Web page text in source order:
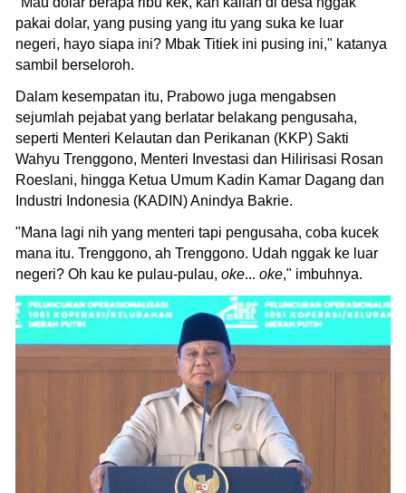
pakai dolar, yang pusing yang itu yang suka ke luar
negeri, hayo siapa ini? Mbak Titiek ini pusing ini," katanya
sambil berseloroh.
Dalam kesempatan itu, Prabowo juga mengabsen
sejumlah pejabat yang berlatar belakang pengusaha,
seperti Menteri Kelautan dan Perikanan (KKP) Sakti
Wahyu Trenggono, Menteri Investasi dan Hilirisasi Rosan
Roeslani, hingga Ketua Umum Kadin Kamar Dagang dan
Industri Indonesia (KADIN) Anindya Bakrie.
"Mana lagi nih yang menteri tapi pengusaha, coba kucek
mana itu. Trenggono, ah Trenggono. Udah nggak ke luar
negeri? Oh kau ke pulau-pulau, oke... oke," imbuhnya.